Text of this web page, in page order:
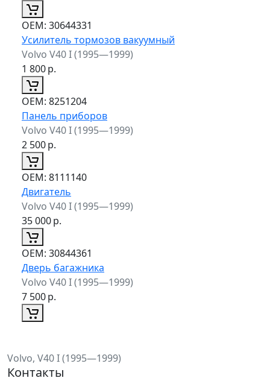
ОЕМ: 30644331
Усилитель тормозов вакуумный
Volvo V40 I (1995—1999)
1 800р.
ОЕМ: 8251204
Панель приборов
Volvo V40 I (1995—1999)
2 500р.
ОЕМ: 8111140
Двигатель
Volvo V40 I (1995—1999)
35 000р.
ОЕМ: 30844361
Дверь багажника
Volvo V40 I (1995—1999)
7 500р.
Volvo, V40 I (1995—1999)
Контакты